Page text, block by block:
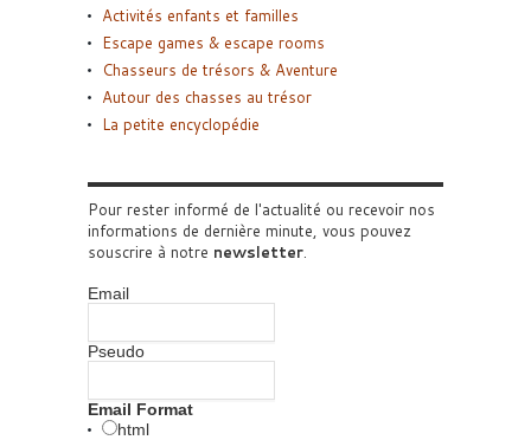
Activités enfants et familles
Escape games & escape rooms
Chasseurs de trésors & Aventure
Autour des chasses au trésor
La petite encyclopédie
Pour rester informé de l'actualité ou recevoir nos
informations de dernière minute, vous pouvez
souscrire à notre newsletter.
Email
Pseudo
Email Format
html